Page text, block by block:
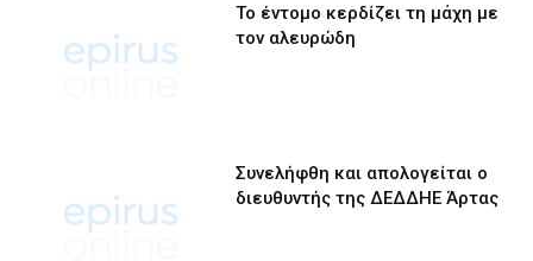
Το έντομο κερδίζει τη μάχη με
τον αλευρώδη
Συνελήφθη και απολογείται ο
διευθυντής της ΔΕΔΔΗΕ Άρτας